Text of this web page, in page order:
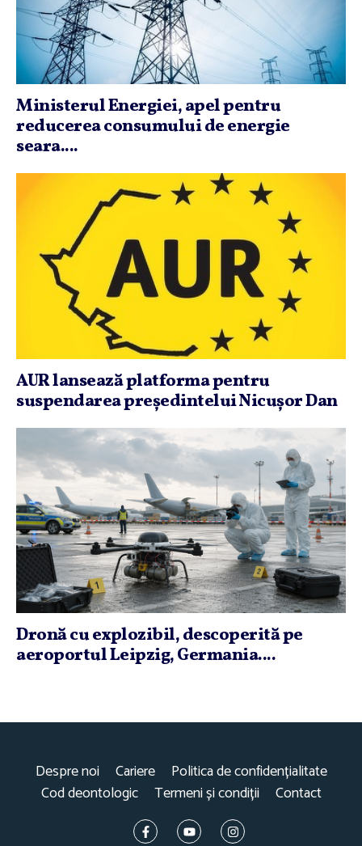
Ministerul Energiei, apel pentru
reducerea consumului de energie
seara....
AUR lansează platforma pentru
suspendarea preşedintelui Nicuşor Dan
Dronă cu explozibil, descoperită pe
aeroportul Leipzig, Germania....
Despre noi Cariere
Politica de confidențialitate
Cod deontologic
Termeni și condiții Contact